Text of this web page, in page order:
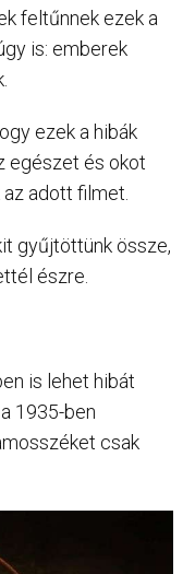
feltűnnek ezek a
is: emberek
ezek a hibák
egészet és okot
adott filmet.
gyűjtöttünk össze,
észre.
is lehet hibát
1935-ben
csak